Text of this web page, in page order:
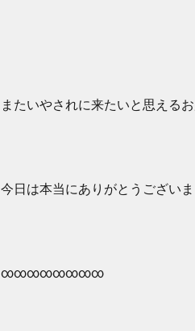
またいやされに来たいと思えるお
今日は本当にありがとうございま
∞∞∞∞∞∞∞∞